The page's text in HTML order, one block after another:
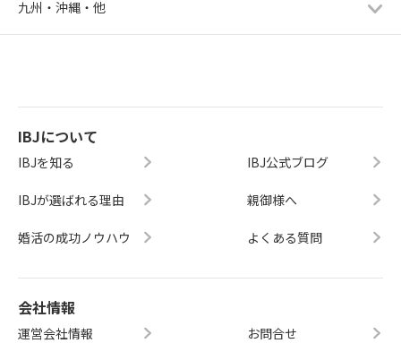
九州・沖縄・他
IBJについて
IBJを知る
IBJが選ばれる理由
婚活の成功ノウハウ
IBJ公式ブログ
親御様へ
よくある質問
会社情報
運営会社情報 お問合せ